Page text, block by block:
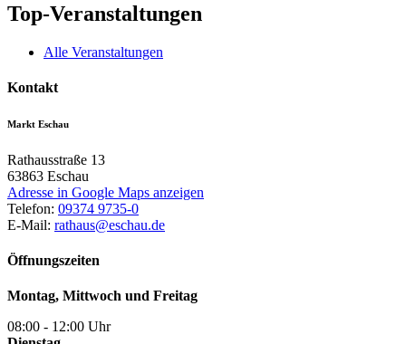
Top-Veranstaltungen
Alle Veranstaltungen
Kontakt
Markt Eschau
Rathausstraße 13
63863 Eschau
Adresse in Google Maps anzeigen
Telefon: 09374 9735-0
E-Mail: rathaus@eschau.de
Öffnungszeiten
Montag, Mittwoch und Freitag
08:00 - 12:00 Uhr